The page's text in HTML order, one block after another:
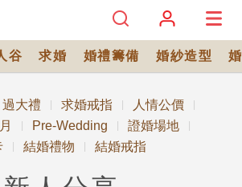
谷 求婚 婚禮籌備 婚紗造型
過大禮 求婚戒指 人情公價
Pre-Wedding 證婚場地
結婚禮物 結婚戒指